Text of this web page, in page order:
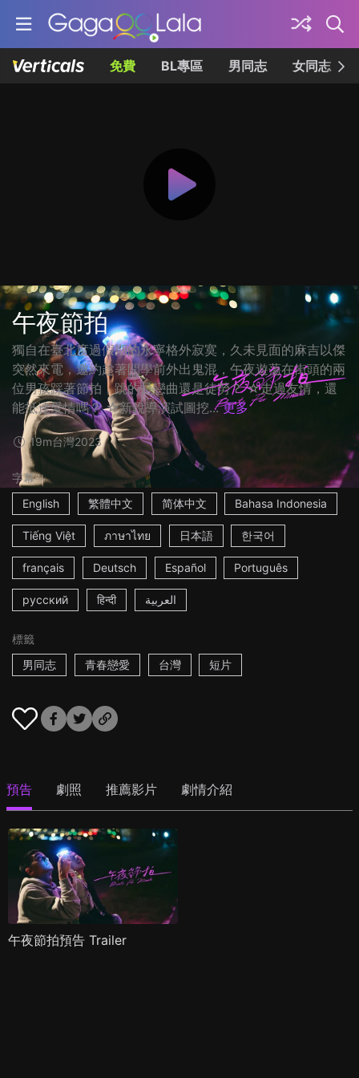
免費 BL專區 男同志 女同志
午夜節拍
獨自在臺北度過假期的永寧格外寂寞，久未見面的麻吉以傑
突然來電，邀約趁著開學前外出鬼混，午夜遊蕩在街頭的兩
位男孩踩著節拍，跳的是戀曲還是徒勞？ ☆走過友情，還
能抵達愛情嗎？ ☆新銳導演試圖挖... 更多
19m台灣2023
字幕
English
繁體中文 简体中文 Bahasa Indonesia
Tiếng Việt ภาษาไทย 日本語 한국어
français Deutsch Español Português
русский हिन्दी العربية
標籤
男同志
青春戀愛 台灣 短片
預告 劇照 推薦影片 劇情介紹
午夜節拍預告 Trailer